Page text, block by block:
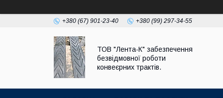
+380 (67) 901-23-40 +380 (99) 297-34-55
ТОВ "Лента-К" забезпечення
безвідмовної роботи
конвеєрних трактів.